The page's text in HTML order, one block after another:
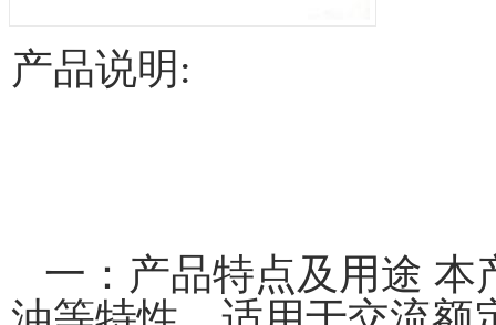
产品说明:
一：产品特点及用途 本